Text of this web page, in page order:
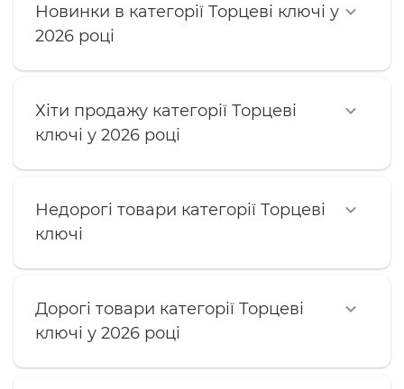
Новинки в категорії Торцеві ключі у
2026 році
Хіти продажу категорії Торцеві
ключі у 2026 році
Недорогі товари категорії Торцеві
ключі
Дорогі товари категорії Торцеві
ключі у 2026 році